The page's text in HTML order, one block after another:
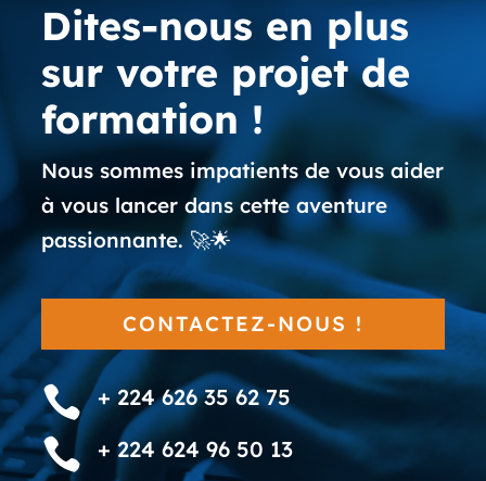
Dites-nous en plus
sur votre projet de
formation !
Nous sommes impatients de vous aider
à vous lancer dans cette aventure
passionnante. 🚀🌟
CONTACTEZ-NOUS !
 + 224 626 35 62 75
 + 224 624 96 50 13